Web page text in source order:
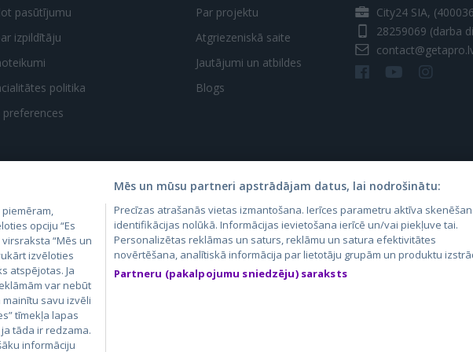
pasūtījumu
izpildītāju
politika
preferences
Par projektu
Atgriezeniskā saite
Jautājumi un atbildes
Blogs
City24 SIA,
28259069 (darba
GetaPro.lv
GetaPro.ee
Skelbiu.lt
Autoplius.lt
Aruodas.lt
CVbankas.lt
Kainos.lt
Paslaugos.lt
auto24.ee
KV.ee
opciju “Es
“Mēs un
izvēloties
atspējotas. Ja
var nebūt
savu izvēli
tīmekļa lapas
tāda ir redzama.
informāciju
Mēs un mūsu partneri apstrādājam datus, lai nodrošinātu:
Precīzas atrašanās vietas izmantošana. Ierīces parametru aktīva
identifikācijas nolūkā. Informācijas ievietošana ierīcē un/vai piekļuve tai.
Personalizētas reklāmas un saturs, reklāmu un satura efektivitātes
novērtēšana, analītiskā informācija par lietotāju grupām un produktu
Partneru (pakalpojumu sniedzēju) saraksts